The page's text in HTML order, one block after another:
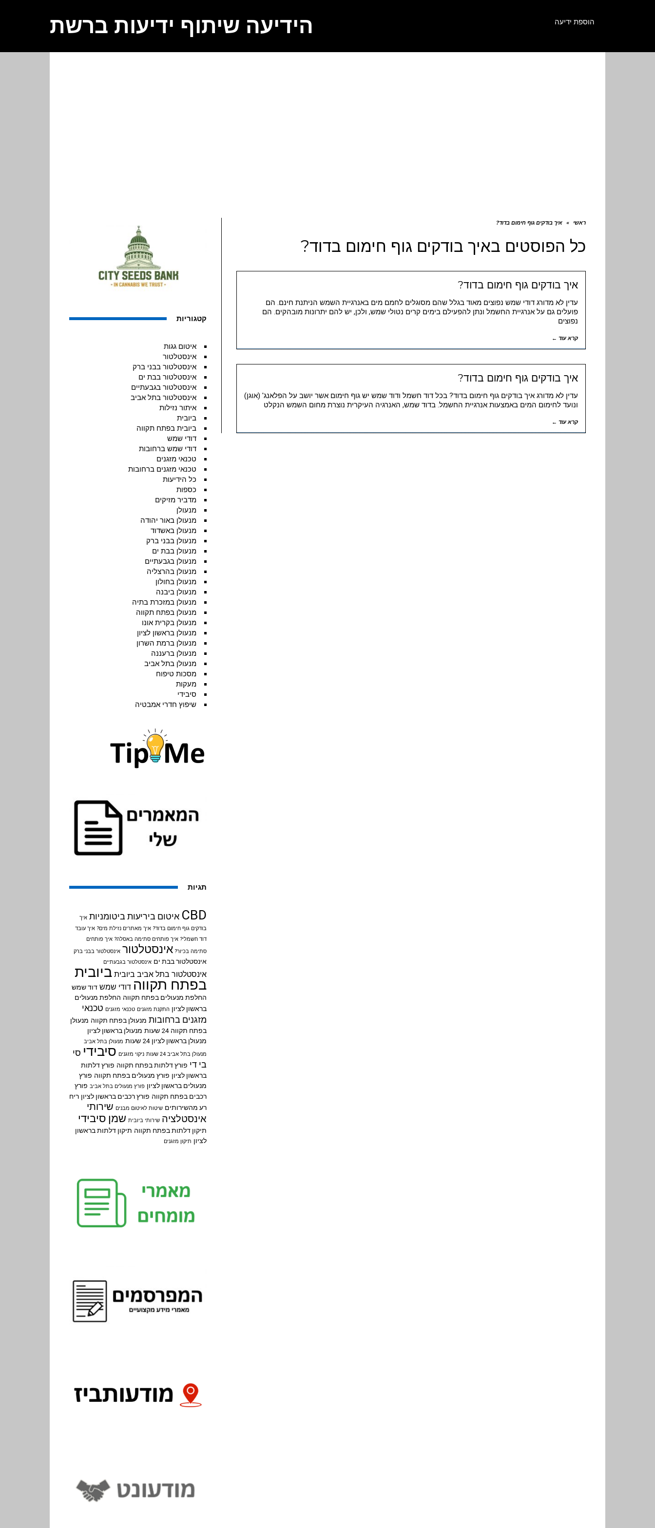
הידיעה שיתוף ידיעות ברשת הוספת ידיעה
ראשי » איך בודקים גוף חימום בדוד?
כל הפוסטים באיך בודקים גוף חימום בדוד?
איך בודקים גוף חימום בדוד?
עדין לא מדורג דודי שמש נפוצים מאוד בגלל שהם מסוגלים לחמם מים באנרגיית השמש הניתנת חינם. הם
פועלים גם על אנרגיית החשמל ונתן להפעילם בימים קרים נטולי שמש, ולכן, יש להם יתרונות מובהקים. הם
נפוצים
קרא עוד ←
איך בודקים גוף חימום בדוד?
עדין לא מדורג איך בודקים גוף חימום בדוד? בכל דוד חשמל ודוד שמש יש גוף חימום אשר יושב על הפלאנג' (אוגן)
ונועד לחימום המים באמצעות אנרגיית החשמל. בדוד שמש, האנרגיה העיקרית נוצרת מחום השמש הנקלט
קרא עוד ←
קטגוריות
איטום גגות
אינסטלטור
אינסטלטור בבני ברק
אינסטלטור בבת ים
אינסטלטור בגבעתיים
אינסטלטור בתל אביב
איתור נזילות
ביובית
ביובית בפתח תקווה
דודי שמש
דודי שמש ברחובות
טכנאי מזגנים
טכנאי מזגנים ברחובות
כל הידיעות
כספות
מדביר מזיקים
מנעולן
מנעולן באור יהודה
מנעולן באשדוד
מנעולן בבני ברק
מנעולן בבת ים
מנעולן בגבעתיים
מנעולן בהרצליה
מנעולן בחולון
מנעולן ביבנה
מנעולן במזכרת בתיה
מנעולן בפתח תקווה
מנעולן בקרית אונו
מנעולן בראשון לציון
מנעולן ברמת השרון
מנעולן ברעננה
מנעולן בתל אביב
מסכות טיפוח
מעקות
סיבידי
שיפוץ חדרי אמבטיה
תגיות
CBD איטום ביריעות ביטומניות איך
בודקים גוף חימום בדוד? איך מאתרים נזילת מים? איך עובד
דוד חשמלי? איך פותחים סתימה באסלה? איך פותחים
סתימה בכיור? אינסטלטור אינסטלטור בבני ברק
אינסטלטור בבת ים אינסטלטור בגבעתיים
אינסטלטור בתל אביב ביובית ביובית
בפתח תקווה דודי שמש דוד שמש
החלפת מנעולים בפתח תקווה החלפת מנעולים
בראשון לציון התקנת מזגנים טכנאי מזגנים טכנאי
מזגנים ברחובות מנעולן בפתח תקווה מנעולן
בפתח תקווה 24 שעות
מנעולן בראשון לציון
מנעולן בראשון לציון 24 שעות
מנעולן בתל אביב
מנעולן בתל אביב 24 שעות
ניקוי מזגנים סיבידי סי
בי די פורץ דלתות בפתח תקווה פורץ דלתות
בראשון לציון פורץ מנעולים בפתח תקווה פורץ
מנעולים בראשון לציון פורץ מנעולים בתל אביב פורץ
רכבים בפתח תקווה פורץ רכבים בראשון לציון ריח
רע מהשירותים שיטות לאיטום מבנים שירותי
אינסטלציה שירותי ביובית שמן סיבידי
תיקון דלתות בפתח תקווה תיקון דלתות בראשון
לציון תיקון מזגנים